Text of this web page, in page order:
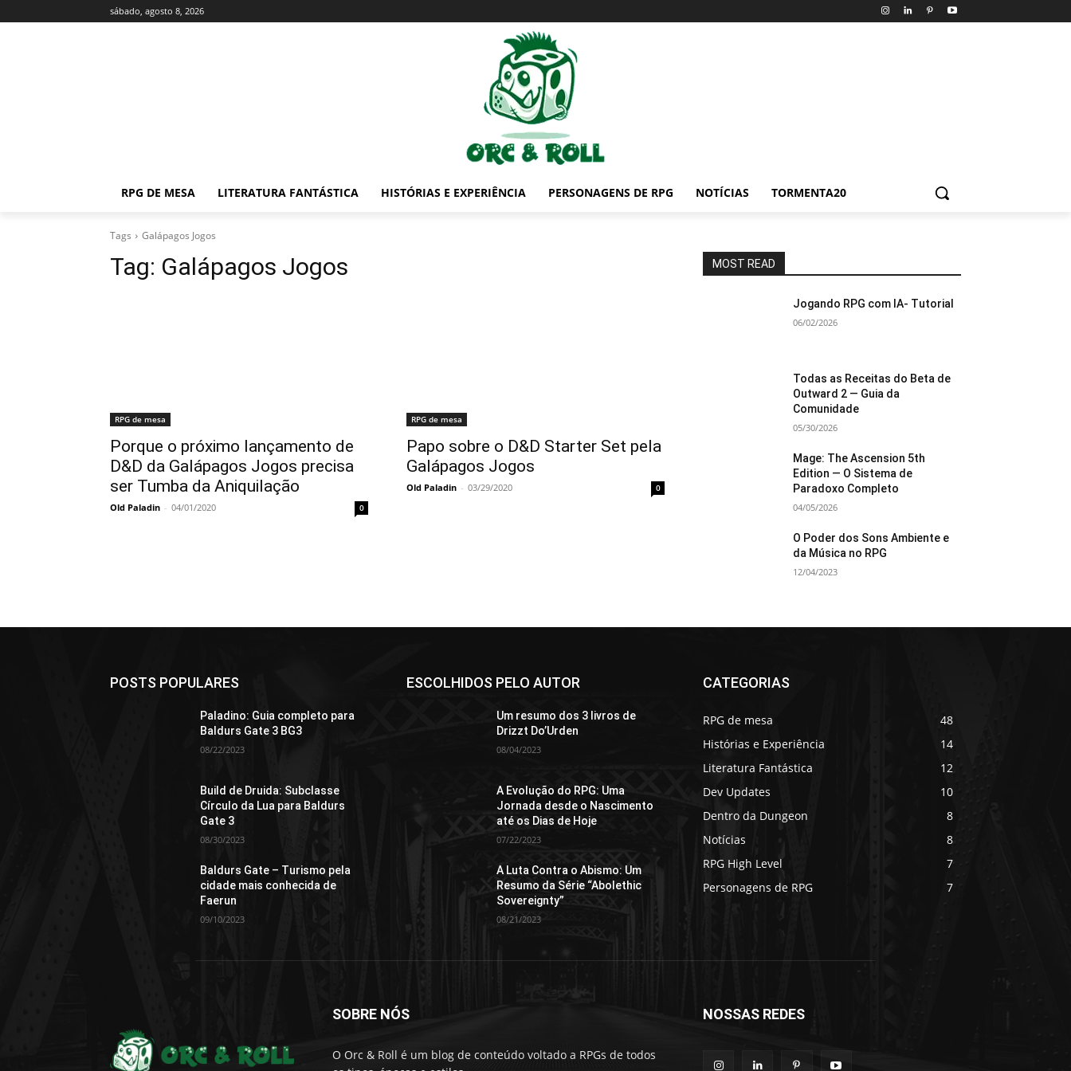
sábado, agosto 8, 2026
RPG DE MESA LITERATURA FANTÁSTICA HISTÓRIAS E EXPERIÊNCIA PERSONAGENS DE RPG NOTÍCIAS TORMENTA20
Tags Galápagos Jogos
Tag: Galápagos Jogos
RPG de mesa
Porque o próximo lançamento de
D&D da Galápagos Jogos precisa
ser Tumba da Aniquilação
Old Paladin - 04/01/2020 0
RPG de mesa
Papo sobre o D&D Starter Set pela
Galápagos Jogos
Old Paladin - 03/29/2020 0
MOST READ
Jogando RPG com IA- Tutorial
06/02/2026
Todas as Receitas do Beta de
Outward 2 — Guia da
Comunidade
05/30/2026
Mage: The Ascension 5th
Edition — O Sistema de
Paradoxo Completo
04/05/2026
O Poder dos Sons Ambiente e
da Música no RPG
12/04/2023
POSTS POPULARES
Paladino: Guia completo para
Baldurs Gate 3 BG3
08/22/2023
Build de Druida: Subclasse
Círculo da Lua para Baldurs
Gate 3
08/30/2023
Baldurs Gate – Turismo pela
cidade mais conhecida de
Faerun
09/10/2023
ESCOLHIDOS PELO AUTOR
Um resumo dos 3 livros de
Drizzt Do’Urden
08/04/2023
A Evolução do RPG: Uma
Jornada desde o Nascimento
até os Dias de Hoje
07/22/2023
A Luta Contra o Abismo: Um
Resumo da Série “Abolethic
Sovereignty”
08/21/2023
CATEGORIAS
RPG de mesa
48
Histórias e Experiência
14
Literatura Fantástica
12
Dev Updates
10
Dentro da Dungeon
8
Notícias
8
RPG High Level
7
Personagens de RPG
7
SOBRE NÓS
O Orc & Roll é um blog de conteúdo voltado a RPGs de todos
NOSSAS REDES